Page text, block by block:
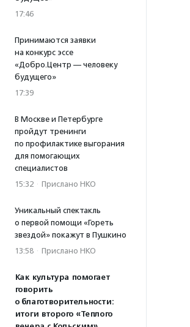
17:46
Принимаются заявки
на конкурс эссе
«Добро.Центр — человеку
будущего»
17:39
В Москве и Петербурге
пройдут тренинги
по профилактике выгорания
для помогающих
специалистов
15:32 · Прислано НКО
Уникальный спектакль
о первой помощи «Гореть
звездой» покажут в Пушкино
13:58 · Прислано НКО
Как культура помогает
говорить
о благотворительности:
итоги второго «Теплого